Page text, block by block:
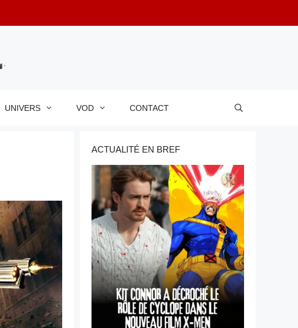
UNIVERS VOD CONTACT
ACTUALITÉ EN BREF